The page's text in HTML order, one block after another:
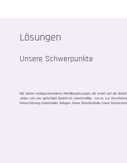
Lösungen
Unsere Schwerpunkte
Wir bieten maßgeschneiderte Metallbaulösungen, die exakt auf die
Jedes von uns gefertigte Bauteil ist zweckmäßig – sei es zur
Unterstützung industrieller Anlagen. Keine Standardteile, keine